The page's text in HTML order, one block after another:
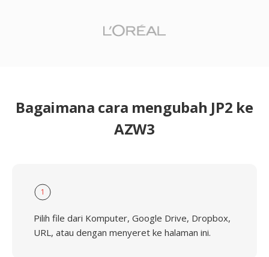
Bagaimana cara mengubah JP2 ke
AZW3
1
Pilih file dari Komputer, Google Drive, Dropbox,
URL, atau dengan menyeret ke halaman ini.